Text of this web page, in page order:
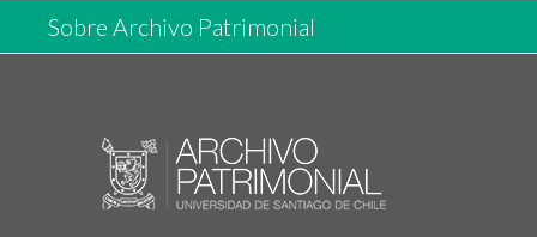
Sobre Archivo Patrimonial